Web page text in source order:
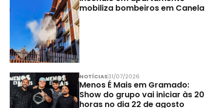
mobiliza bombeiros em Canela
NOTÍCIAS31/07/2026
Menos É Mais em Gramado:
Show do grupo vai iniciar às 20
horas no dia 22 de agosto